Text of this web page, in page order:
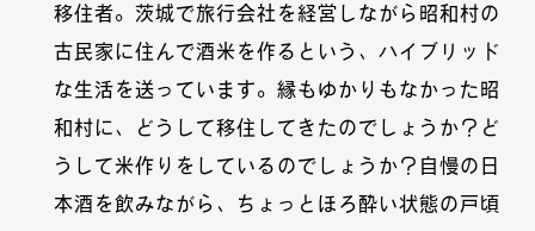
移住者。茨城で旅行会社を経営しながら昭和村の
古民家に住んで酒米を作るという、ハイブリッド
な生活を送っています。縁もゆかりもなかった昭
和村に、どうして移住してきたのでしょうか？ど
うして米作りをしているのでしょうか？自慢の日
本酒を飲みながら、ちょっとほろ酔い状態の戸頃